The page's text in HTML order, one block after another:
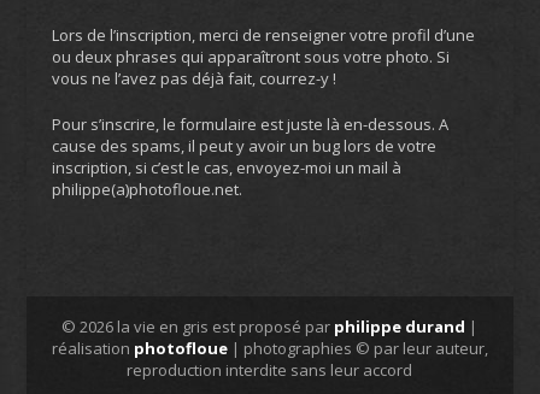
Lors de l’inscription, merci de renseigner votre profil d’une
ou deux phrases qui apparaîtront sous votre photo. Si
vous ne l’avez pas déjà fait, courrez-y !
Pour s’inscrire, le formulaire est juste là en-dessous. A
cause des spams, il peut y avoir un bug lors de votre
inscription, si c’est le cas, envoyez-moi un mail à
philippe(a)photofloue.net.
© 2026 la vie en gris est proposé par philippe durand |
réalisation photofloue| photographies © par leur auteur,
reproduction interdite sans leur accord